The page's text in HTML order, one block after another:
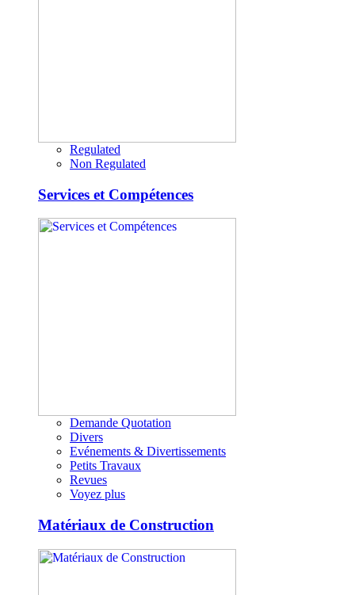
Regulated
Non Regulated
Services et Compétences
Demande Quotation
Divers
Evénements & Divertissements
Petits Travaux
Revues
Voyez plus
Matériaux de Construction